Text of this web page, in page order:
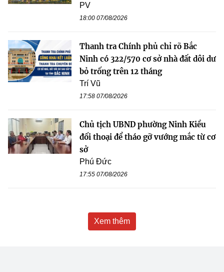
PV
18:00 07/08/2026
Thanh tra Chính phủ chỉ rõ Bắc
Ninh có 322/570 cơ sở nhà đất dôi dư
bỏ trống trên 12 tháng
Trí Vũ
17:58 07/08/2026
Chủ tịch UBND phường Ninh Kiều
đối thoại để tháo gỡ vướng mắc từ cơ
sở
Phú Đức
17:55 07/08/2026
Xem thêm